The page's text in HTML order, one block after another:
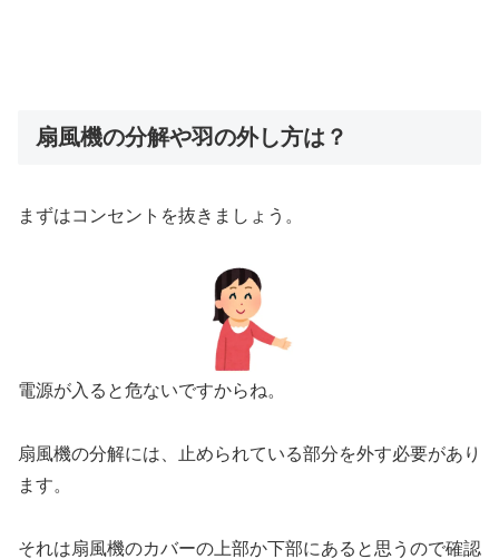
扇風機の分解や羽の外し方は？
まずはコンセントを抜きましょう。
電源が入ると危ないですからね。
扇風機の分解には、止められている部分を外す必要があり
ます。
それは扇風機のカバーの上部か下部にあると思うので確認